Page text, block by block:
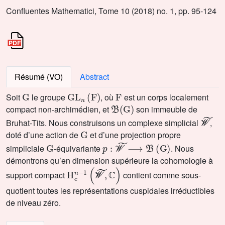
Confluentes Mathematici, Tome 10 (2018) no. 1, pp. 95-124
Résumé (VO)
Abstract
Soit
le groupe
GLn(F)
, où
F
est un corps localement
compact non-archimédien, et
𝔅( G)
son immeuble de
Bruhat-Tits. Nous construisons un complexe simplicial
𝒲˜
,
doté d’une action de
G
et d’une projection propre
simpliciale
G
-équivariante
p:𝒲˜⟶𝔅(G)
. Nous
démontrons qu’en dimension supérieure la cohomologie à
support compact
Hcn-1(𝒲˜,ℂ)
contient comme sous-
quotient toutes les représentations cuspidales irréductibles
de niveau zéro.